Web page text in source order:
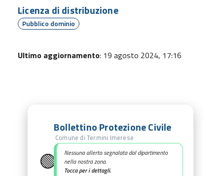
Licenza di distribuzione
Pubblico dominio
Ultimo aggiornamento: 19 agosto 2024, 17:16
🟢
Bollettino Protezione Civile
Comune di Termini Imerese
Nessuna allerta segnalata dal dipartimento
nella nostra zona.
Tocca per i dettagli.